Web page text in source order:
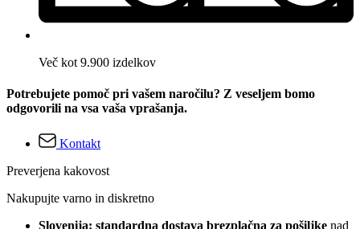
Več kot 9.900 izdelkov
Potrebujete pomoč pri vašem naročilu? Z veseljem bomo
odgovorili na vsa vaša vprašanja.
Kontakt
Preverjena kakovost
Nakupujte varno in diskretno
Slovenija: standardna dostava brezplačna za pošiljke nad